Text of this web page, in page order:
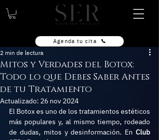
Agenda tu cita
Mitos y Verdades del Botox:
Todo lo que Debes Saber Antes
de tu Tratamiento
2 min de lectura
Actualizado: 26 nov 2024
El Botox es uno de los tratamientos estéticos
más populares y, al mismo tiempo, rodeado
de dudas, mitos y desinformación. En Club